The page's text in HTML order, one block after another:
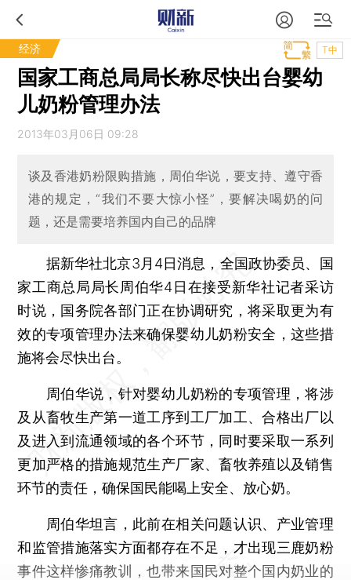
经济 T中
国家工商总局局长称尽快出台婴幼
儿奶粉管理办法
2013年03月06日 09:28
谈及香港奶粉限购措施，周伯华说，要支持、遵守香
港的规定，“我们不要大惊小怪”，要解决喝奶的问
题，还是需要培养国内自己的品牌
据新华社北京3月4日消息，全国政协委员、国
家工商总局局长周伯华4日在接受新华社记者采访
时说，国务院各部门正在协调研究，将采取更为有
效的专项管理办法来确保婴幼儿奶粉安全，这些措
施将会尽快出台。
周伯华说，针对婴幼儿奶粉的专项管理，将涉
及从畜牧生产第一道工序到工厂加工、合格出厂以
及进入到流通领域的各个环节，同时要采取一系列
更加严格的措施规范生产厂家、畜牧养殖以及销售
环节的责任，确保国民能喝上安全、放心奶。
周伯华坦言，此前在相关问题认识、产业管理
和监管措施落实方面都存在不足，才出现三鹿奶粉
事件这样惨痛教训，也带来国民对整个国内奶业的